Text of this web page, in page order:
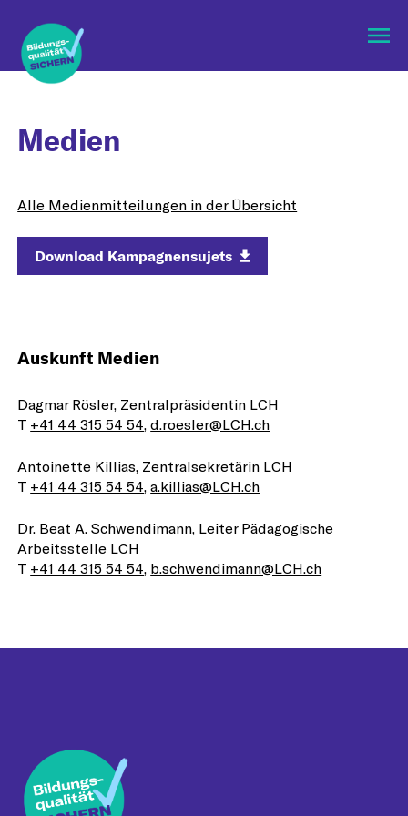
Menü
Medien
Alle Medienmitteilungen in der Übersicht
Download Kampagnensujets
Auskunft Medien
Dagmar Rösler, Zentralpräsidentin LCH
T +41 44 315 54 54,d.roesler@LCH.ch
Antoinette Killias, Zentralsekretärin LCH
T +41 44 315 54 54,a.killias@LCH.ch
Dr. Beat A. Schwendimann, Leiter Pädagogische
Arbeitsstelle LCH
T +41 44 315 54 54, b.schwendimann@LCH.ch